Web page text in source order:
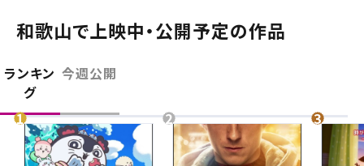
チケット購入
りんくう泉南
和歌山で上映中・公開予定の作品
ランキン
グ
今週公開